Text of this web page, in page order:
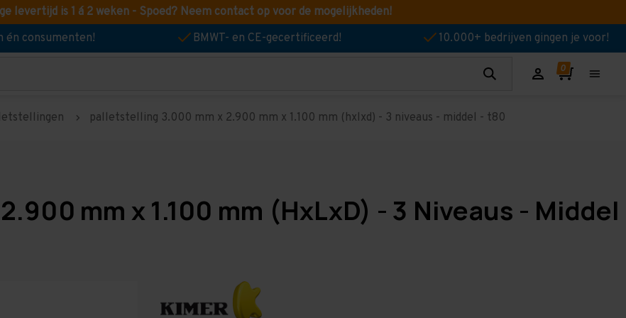
levertijd is 1 á 2 weken - Spoed? Neem contact op voor de mogelijkheden!
én consumenten! BMWT- en CE-gecertificeerd! 10.000+ bedrijven gingen je voor!
palletstelling 3.000 mm x 2.900 mm x 1.100 mm (hxlxd) - 3 niveaus - middel - t80
mm x 1.100 mm (HxLxD) - 3 Niveaus - Middel